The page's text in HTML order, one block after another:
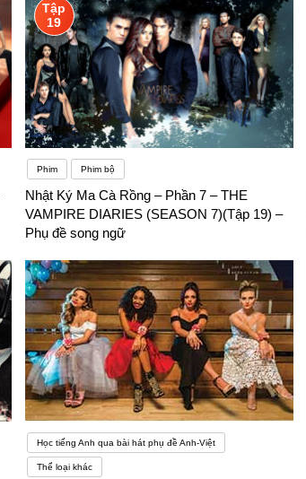
Tập
19
Phim Phim bộ
Nhật Ký Ma Cà Rồng – Phần 7 – THE
VAMPIRE DIARIES (SEASON 7)(Tập 19) –
Phụ đề song ngữ
Học tiếng Anh qua bài hát phụ đề Anh-Việt
Thể loại khác